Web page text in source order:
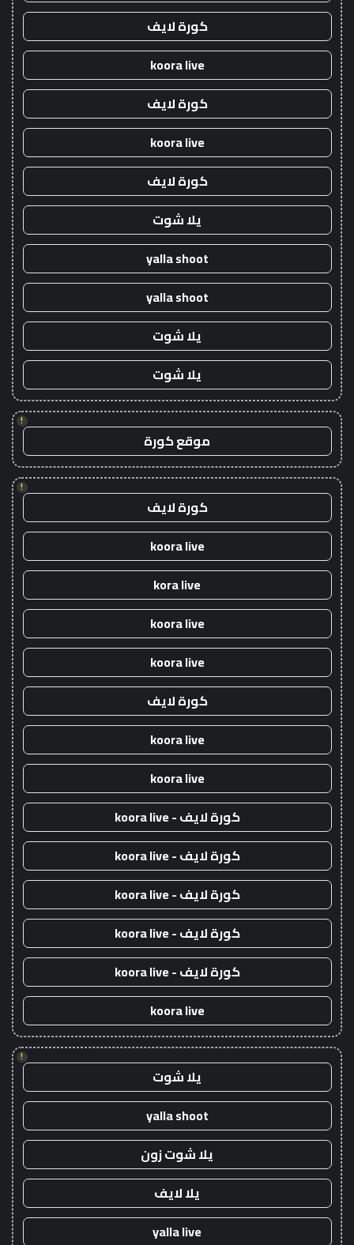
كورة لايف
koora live
كورة لايف
koora live
كورة لايف
يلا شوت
yalla shoot
yalla shoot
يلا شوت
يلا شوت
!
موقع كورة
!
كورة لايف
koora live
kora live
koora live
koora live
كورة لايف
koora live
koora live
كورة لايف - koora live
كورة لايف - koora live
كورة لايف - koora live
كورة لايف - koora live
كورة لايف - koora live
koora live
!
يلا شوت
yalla shoot
يلا شوت زون
يلا لايف
yalla live